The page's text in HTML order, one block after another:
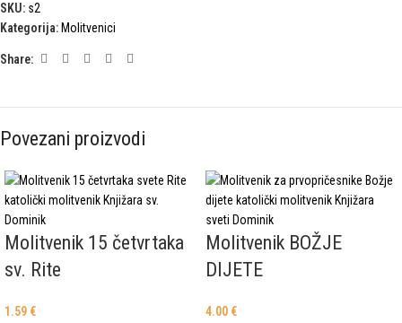
SKU: s2
Kategorija: Molitvenici
Share:
Povezani proizvodi
Molitvenik 15 četvrtaka
sv. Rite
1.59 €
Molitvenik BOŽJE
DIJETE
4.00 €